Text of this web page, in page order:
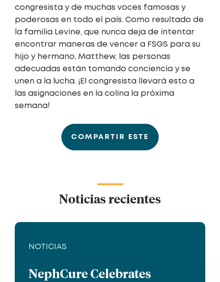
congresista y de muchas voces famosas y
poderosas en todo el país. Como resultado de
la familia Levine, que nunca deja de intentar
encontrar maneras de vencer a FSGS para su
hijo y hermano, Matthew, las personas
adecuadas están tomando conciencia y se
unen a la lucha. ¡El congresista llevará esto a
las asignaciones en la colina la próxima
semana!
COMPARTIR ESTE
Noticias recientes
NOTICIAS
NephCure Celebrates